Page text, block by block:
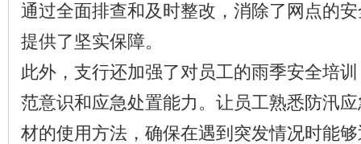
通过全面排查和及时整改，消除了网点的
提供了坚实保障。
此外，支行还加强了对员工的雨季安全培
范意识和应急处置能力。让员工熟悉防汛
材的使用方法，确保在遇到突发情况时能